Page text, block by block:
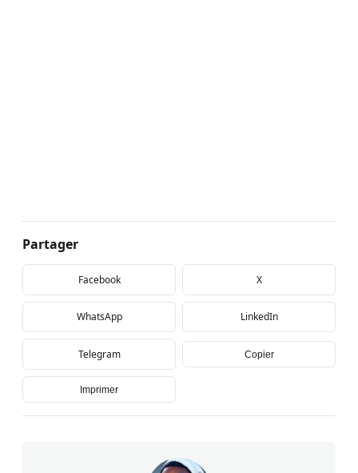
Partager
Facebook X
WhatsApp LinkedIn
Telegram Copier
Imprimer